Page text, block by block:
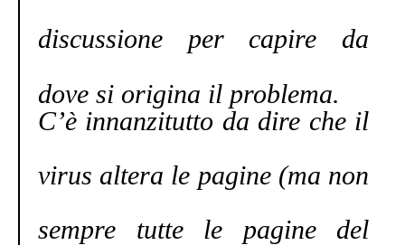
discussione per capire da
dove si origina il problema.
C’è innanzitutto da dire che il
virus altera le pagine (ma non
sempre tutte le pagine del